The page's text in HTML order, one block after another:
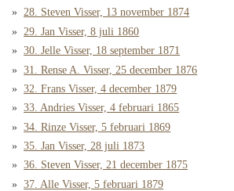
28. Steven Visser, 13 november 1874
29. Jan Visser, 8 juli 1860
30. Jelle Visser, 18 september 1871
31. Rense A. Visser, 25 december 1876
32. Frans Visser, 4 december 1879
33. Andries Visser, 4 februari 1865
34. Rinze Visser, 5 februari 1869
35. Jan Visser, 28 juli 1873
36. Steven Visser, 21 december 1875
37. Alle Visser, 5 februari 1879